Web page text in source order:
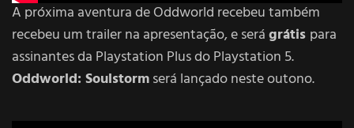
A próxima aventura de Oddworld recebeu também
recebeu um trailer na apresentação, e serágrátis para
assinantes da Playstation Plus do Playstation 5.
Oddworld: Soulstormserá lançado neste outono.